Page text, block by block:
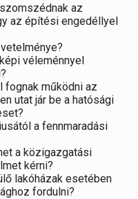
az
az építési engedéllyel
véleménnyel
fognak működni az
utat jár be a hatósági
a fennmaradási
a közigazgatási
kérni?
lakóházak esetében
fordulni?